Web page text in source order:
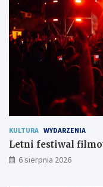
e
s
z
KULTURA WYDARZENIA
Letni festiwal
6 sierpnia 2026